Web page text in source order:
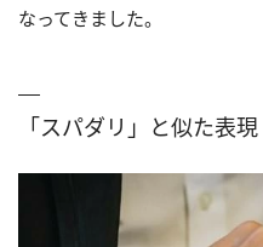
なってきました。
「スパダリ」と似た表現